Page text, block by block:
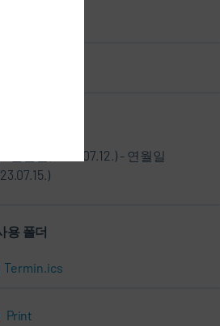
연월일(2023.07.12.) - 연월일
용 폴더
Termin.ics
Print